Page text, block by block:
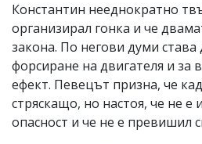
Константин нееднократно
организирал гонка и че
закона. По негови думи става
форсиране на двигателя и за
ефект. Певецът призна, че
стряскащо, но настоя, че не е
опасност и че не е превишил